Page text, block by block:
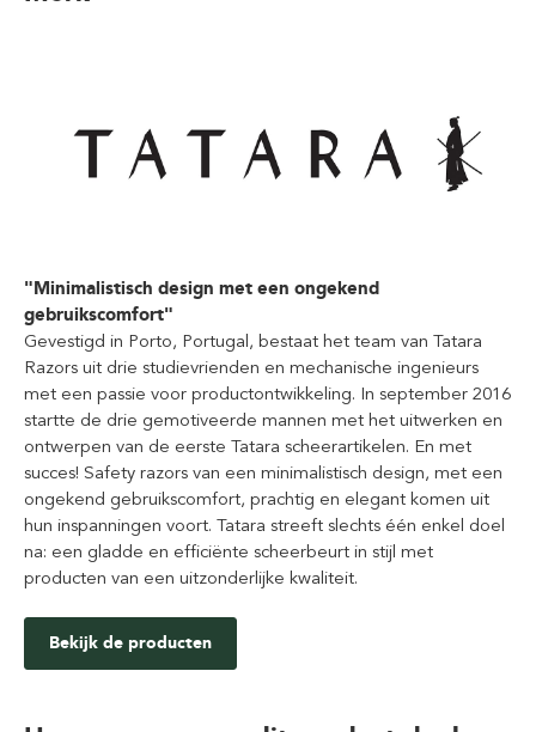
"Minimalistisch design met een ongekend
gebruikscomfort"
Gevestigd in Porto, Portugal, bestaat het team van Tatara
Razors uit drie studievrienden en mechanische ingenieurs
met een passie voor productontwikkeling. In september 2016
startte de drie gemotiveerde mannen met het uitwerken en
ontwerpen van de eerste Tatara scheerartikelen. En met
succes! Safety razors van een minimalistisch design, met een
ongekend gebruikscomfort, prachtig en elegant komen uit
hun inspanningen voort. Tatara streeft slechts één enkel doel
na: een gladde en efficiënte scheerbeurt in stijl met
producten van een uitzonderlijke kwaliteit.
Bekijk de producten